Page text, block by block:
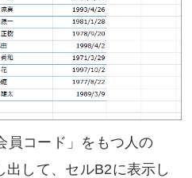
員コード」をもつ人の
出して、セルB2に表示し